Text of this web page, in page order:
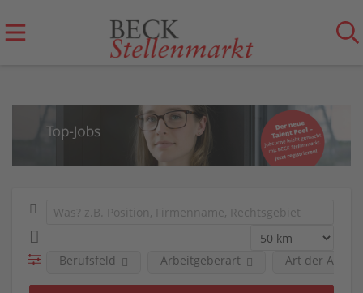
Berufsfeld Arbeitgeberart Art der